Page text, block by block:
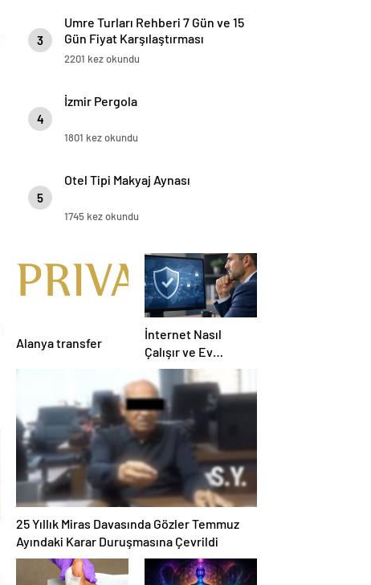
3
Umre Turları Rehberi 7 Gün ve 15
Gün Fiyat Karşılaştırması
2201 kez okundu
4
İzmir Pergola
1801 kez okundu
5
Otel Tipi Makyaj Aynası
1745 kez okundu
Alanya transfer
İnternet Nasıl
Çalışır ve Ev
Interneti Seçerken
Nelere Dikkat
Etmelisiniz
25 Yıllık Miras Davasında Gözler Temmuz
Ayındaki Karar Duruşmasına Çevrildi